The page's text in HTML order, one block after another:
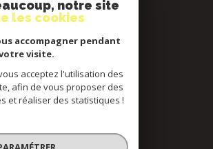
Nous
Nous
notre site
les cookies
accompagner pendant
visite.
acceptez l'utilisation des
afin de vous proposer des
et réaliser des statistiques !